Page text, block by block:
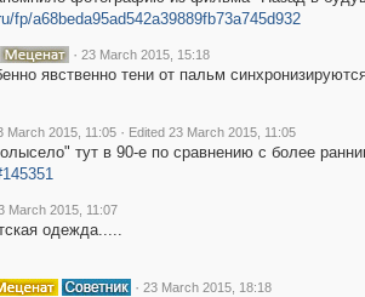
fp/a68beda95ad542a39889fb73a745d932
· 23 March 2015, 15:18
явственно тени от пальм
March 2015, 11:05 · Edited 23 March 2015, 11:05
тут в 90-е по сравнению с более
March 2015, 11:07
одежда.....
· 23 March 2015, 18:18